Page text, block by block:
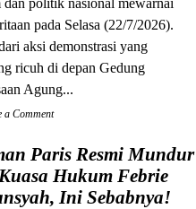
pada Selasa (22/7/2026).
aksi demonstrasi yang
ricuh di depan Gedung
Agung...
a Comment
Paris Resmi Mundur
Hukum Febrie
Ini Sebabnya!